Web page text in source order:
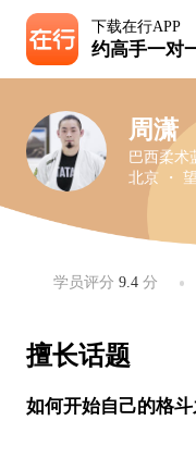
下载在行APP
约高手一对
周潇
巴西柔术
北京 ・
学员评分9.4 分
擅长话题
如何开始自己的格